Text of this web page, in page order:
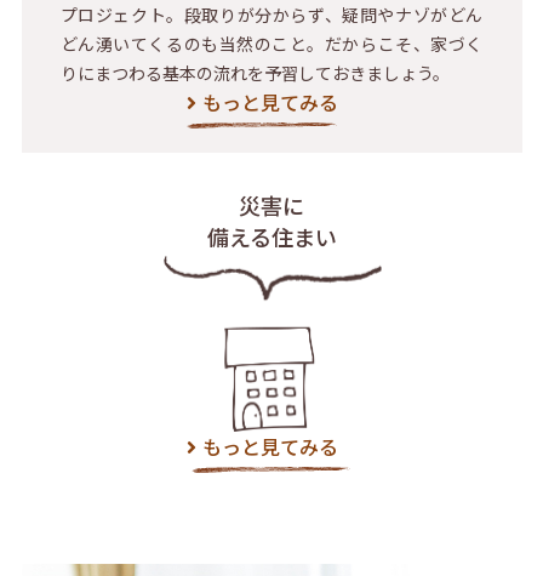
プロジェクト。段取りが分からず、疑問やナゾがどん
どん湧いてくるのも当然のこと。だからこそ、家づく
りにまつわる基本の流れを予習しておきましょう。
もっと見てみる
災害に
備える住まい
もっと見てみる